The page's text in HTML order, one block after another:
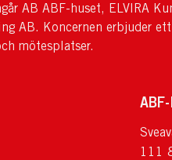
AB ABF-huset, ELVIRA
AB. Koncernen erbjuder
mötesplatser.
111